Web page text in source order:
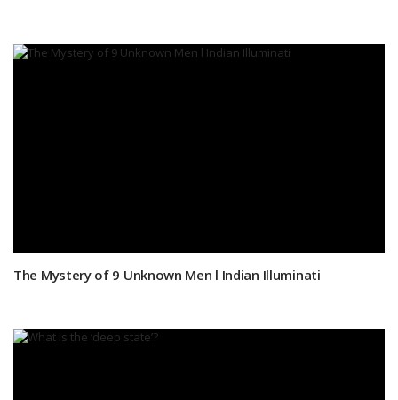
The Mystery of 9 Unknown Men l Indian Illuminati